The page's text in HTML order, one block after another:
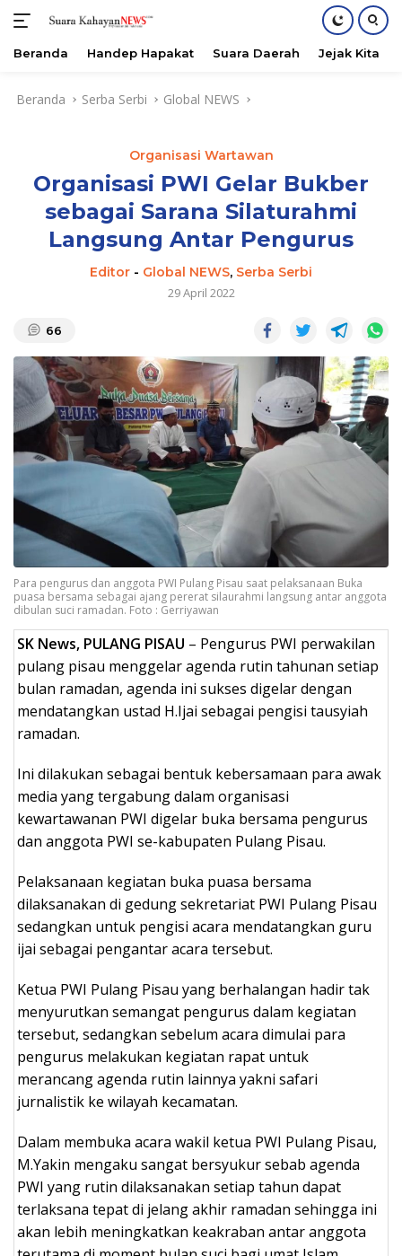
Beranda Handep Hapakat Suara Daerah Jejak Kita
Beranda Serba Serbi Global NEWS
Organisasi Wartawan
Organisasi PWI Gelar Bukber
sebagai Sarana Silaturahmi
Langsung Antar Pengurus
Editor - Global NEWS, Serba Serbi
29 April 2022
66
Para pengurus dan anggota PWI Pulang Pisau saat pelaksanaan Buka
puasa bersama sebagai ajang pererat silaurahmi langsung antar anggota
dibulan suci ramadan. Foto : Gerriyawan
SK News, PULANG PISAU – Pengurus PWI perwakilan
pulang pisau menggelar agenda rutin tahunan setiap
bulan ramadan, agenda ini sukses digelar dengan
mendatangkan ustad H.Ijai sebagai pengisi tausyiah
ramadan.
Ini dilakukan sebagai bentuk kebersamaan para awak
media yang tergabung dalam organisasi
kewartawanan PWI digelar buka bersama pengurus
dan anggota PWI se-kabupaten Pulang Pisau.
Pelaksanaan kegiatan buka puasa bersama
dilaksanakan di gedung sekretariat PWI Pulang Pisau
sedangkan untuk pengisi acara mendatangkan guru
ijai sebagai pengantar acara tersebut.
Ketua PWI Pulang Pisau yang berhalangan hadir tak
menyurutkan semangat pengurus dalam kegiatan
tersebut, sedangkan sebelum acara dimulai para
pengurus melakukan kegiatan rapat untuk
merancang agenda rutin lainnya yakni safari
jurnalistik ke wilayah kecamatan.
Dalam membuka acara wakil ketua PWI Pulang Pisau,
M.Yakin mengaku sangat bersyukur sebab agenda
PWI yang rutin dilaksanakan setiap tahun dapat
terlaksana tepat di jelang akhir ramadan sehingga ini
akan lebih meningkatkan keakraban antar anggota